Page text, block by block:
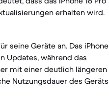
erhalten wird.
seine Geräte an. Das iPhone
Updates, während das
mit einer deutlich längeren
Nutzungsdauer des Geräts